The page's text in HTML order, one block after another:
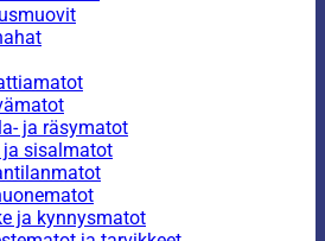
ja räsymatot
sisalmatot
ja kynnysmatot